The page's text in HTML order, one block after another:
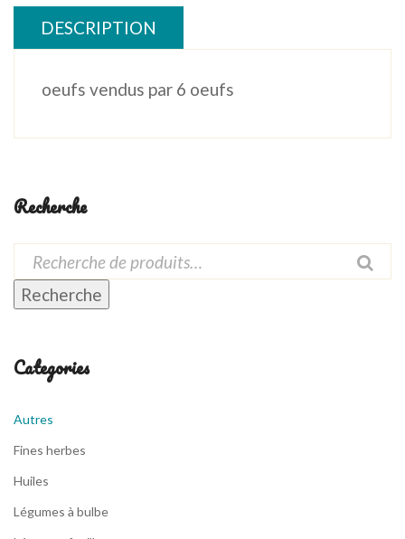
DESCRIPTION
oeufs vendus par 6 oeufs
Recherche
Recherche
Categories
Autres
Fines herbes
Huiles
Légumes à bulbe